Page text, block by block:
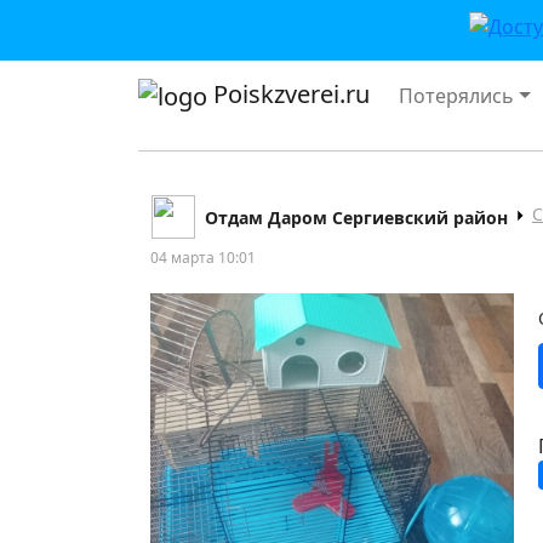
Poiskzverei.ru Потерялись
Отдам Даром Сергиевский район
04 марта 10:01